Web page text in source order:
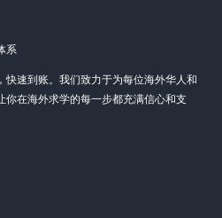
系
快速到账。我们致力于为每位海外华人和
你在海外求学的每一步都充满信心和支